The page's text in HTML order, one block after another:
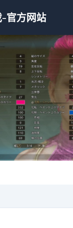
-官方网站